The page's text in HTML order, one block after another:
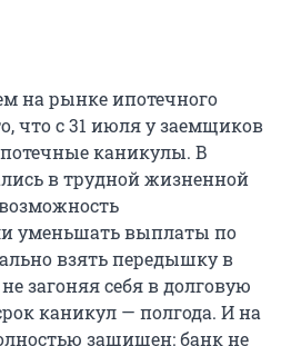
на рынке ипотечного
что с 31 июля у заемщиков
каникулы. В
в трудной жизненной
уменьшать выплаты по
взять передышку в
загоняя себя в долговую
каникул — полгода. И на
защищен: банк не